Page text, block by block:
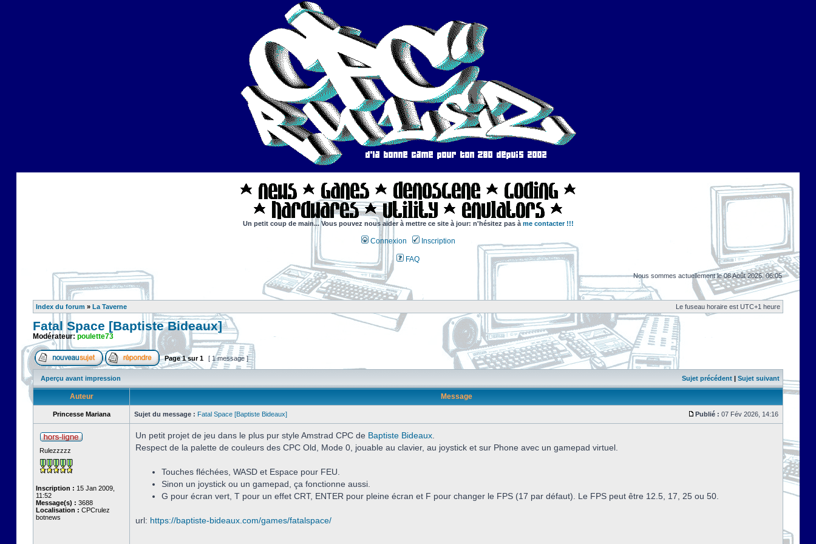
Un petit coup de main... Vous pouvez nous aider à mettre ce site à jour: n'hésitez pas à me contacter !!!
Connexion Inscription
FAQ
Nous sommes actuellement le 08 Août 2026, 06:05
Index du forum » La Taverne Le fuseau horaire est UTC+1 heure
Fatal Space [Baptiste Bideaux]
Modérateur: poulette73
Page1sur1 [ 1 message ]
Aperçu avant impression Sujet précédent | Sujet suivant
Auteur Message
Princesse Mariana Sujet du message : Fatal Space [Baptiste Bideaux] Publié : 07 Fév 2026, 14:16
Rulezzzzz
Inscription : 15 Jan 2009,
11:52
Message(s) : 3688
Localisation : CPCrulez
botnews
Un petit projet de jeu dans le plus pur style Amstrad CPC de Baptiste Bideaux
Respect de la palette de couleurs des CPC Old, Mode 0, jouable au clavier, au joystick et sur Phone avec un gamepad virtuel.
Touches fléchées, WASD et Espace pour FEU.
Sinon un joystick ou un gamepad, ça fonctionne aussi.
G pour écran vert, T pour un effet CRT, ENTER pour pleine écran et F pour changer le FPS (17 par défaut). Le FPS peut être 12.5, 17, 25 ou 50.
url: https://baptiste-bideaux.com/games/fatalspace/